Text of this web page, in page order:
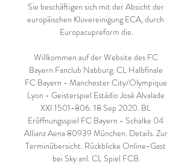
Sie beschäftigen sich mit der Absicht der
europäischen Kluvereinigung ECA, durch
Europacupreform die.
Willkommen auf der Website des FC
Bayern Fanclub Nabburg. CL Halbfinale
FC Bayern - Manchester City/Olympique
Lyon - Geisterspiel Estádio José Alvalade
XXI 1501-806. 18 Sep 2020. BL
Eröffnungsspiel FC Bayern - Schalke 04
Allianz Aena 80939 München. Details. Zur
Terminübersicht. Rückblicke Online-Gast
bei Sky anl. CL Spiel FCB.